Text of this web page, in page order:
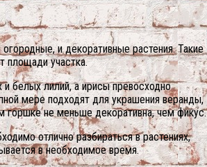
и декоративные растения. Такие
площади участка.
белых лилий, а ирисы превосходно
мере подходят для украшения веранды,
горшке не меньше декоративна, чем фикус.
отлично разбираться в растениях,
в необходимое время.